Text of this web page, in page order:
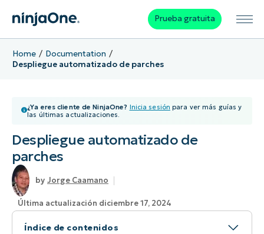
Prueba gratuita
Home
Documentation
Despliegue automatizado de parches
¿Ya eres cliente de NinjaOne? Inicia sesión para ver más guías y
las últimas actualizaciones.
Despliegue automatizado de
parches
Jorge Caamano
Última actualización diciembre 17, 2024
Índice de contenidos